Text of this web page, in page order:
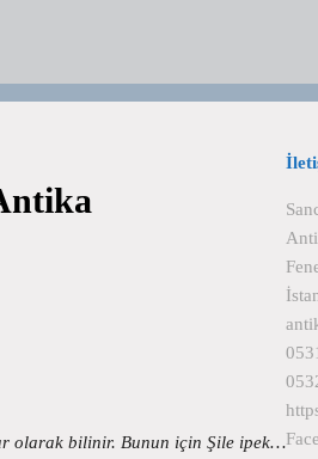
olarak bilinir. Bunun için Şile ipek…